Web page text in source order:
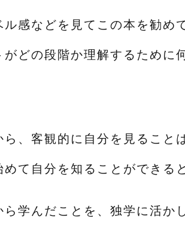
ル感などを見てこの本を勧め
どの段階か理解するために
ら、客観的に自分を見ること
て自分を知ることができる
学んだことを、独学に活か